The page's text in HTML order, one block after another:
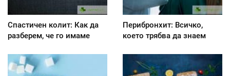
Спастичен колит: Как да
разберем, че го имаме
Перибронхит: Всичко,
което трябва да знаем